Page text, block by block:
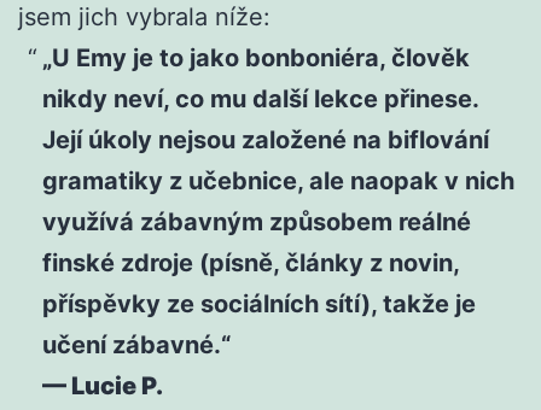
jsem jich vybrala níže:
„U Emy je to jako bonboniéra, člověk
nikdy neví, co mu další lekce přinese.
Její úkoly nejsou založené na biflování
gramatiky z učebnice, ale naopak v nich
využívá zábavným způsobem reálné
finské zdroje (písně, články z novin,
příspěvky ze sociálních sítí), takže je
učení zábavné.“
— Lucie P.